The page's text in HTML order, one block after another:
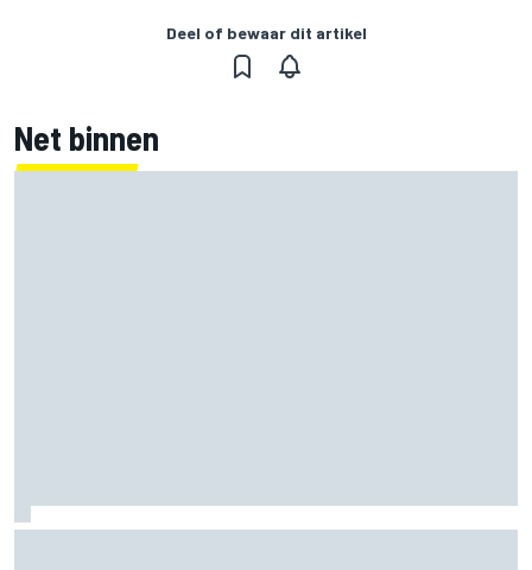
Deel of bewaar dit artikel
Net binnen